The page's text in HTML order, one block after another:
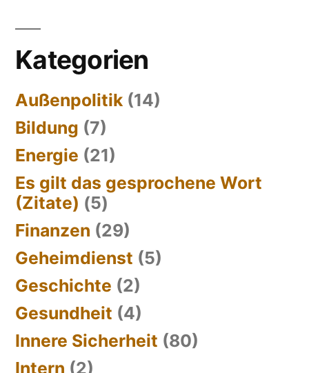
Kategorien
Außenpolitik (14)
Bildung (7)
Energie (21)
Es gilt das gesprochene Wort
(Zitate) (5)
Finanzen (29)
Geheimdienst (5)
Geschichte (2)
Gesundheit (4)
Innere Sicherheit (80)
Intern (2)